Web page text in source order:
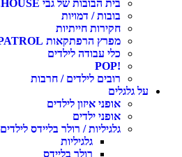
בית הבובות של גבי GABBY'S DOLLHOUSE
בובות / דמויות
חקירות חייתיות
מפרץ הרפתקאות PAW PATROL
כלי עבודה לילדים
!POP
רובים לילדים / חרבות
על גלגלים
אופני איזון לילדים
אופני ילדים
גלגיליות / רולר בליידס לילדים
גלגיליות
רולר בליידס